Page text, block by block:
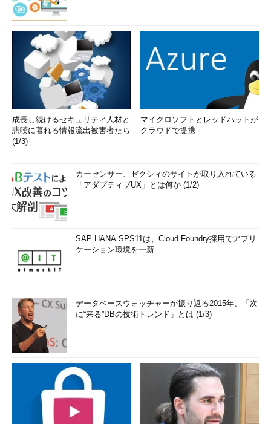
成長し続けるセキュリティ人材と
悲嘆に暮れる情報流出被害者たち
(1/3)
マイクロソフトとレッドハットが
クラウドで提携
カーセンサー、ゼクシィのサイトが取り入れている
「アダプティブUX」とは何か (1/2)
SAP HANA SPS11は、Cloud Foundry採用でアプリ
ケーション環境を一新
データベースウォッチャーが振り返る2015年、「次
に“来る”DBの技術トレンド」とは (1/3)